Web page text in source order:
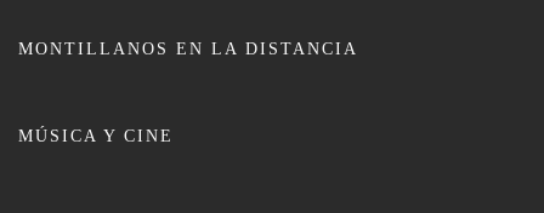
MONTILLANOS EN LA DISTANCIA
MÚSICA Y CINE
Entrevista/ El histórico edificio del